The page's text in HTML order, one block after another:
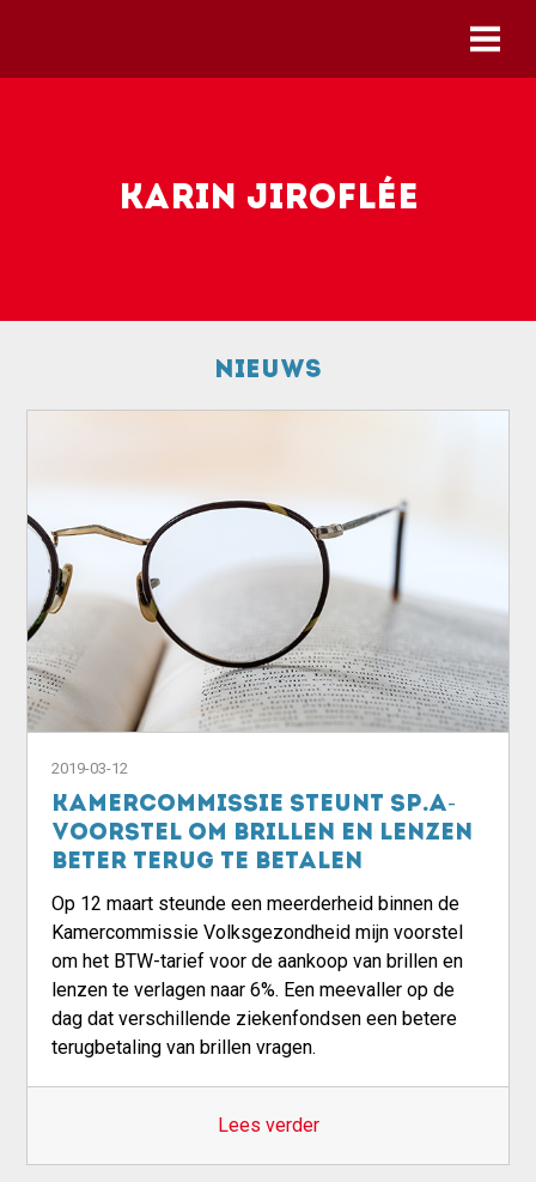
Karin Jiroflée
Nieuws
2019-03-12
Kamercommissie steunt sp.a-
voorstel om brillen en lenzen
beter terug te betalen
Op 12 maart steunde een meerderheid binnen de
Kamercommissie Volksgezondheid mijn voorstel
om het BTW-tarief voor de aankoop van brillen en
lenzen te verlagen naar 6%. Een meevaller op de
dag dat verschillende ziekenfondsen een betere
terugbetaling van brillen vragen.
Lees verder